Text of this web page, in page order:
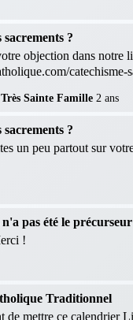
?
objection dans notre
catechisme-
Sainte Famille 2 ans
?
un peu partout sur
pas été le
!
Traditionnel
mettre ce calendrier